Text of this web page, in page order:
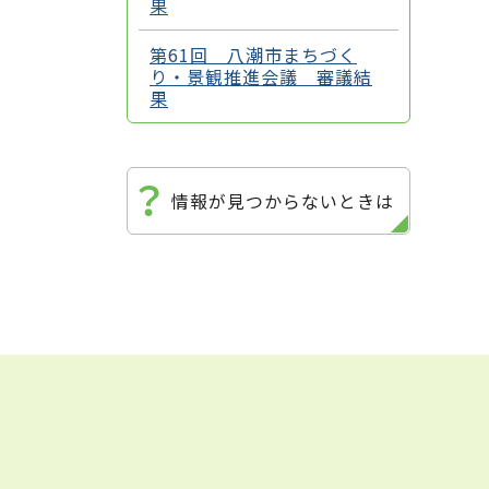
果
第61回 八潮市まちづく
り・景観推進会議 審議結
果
情報が見つからないときは